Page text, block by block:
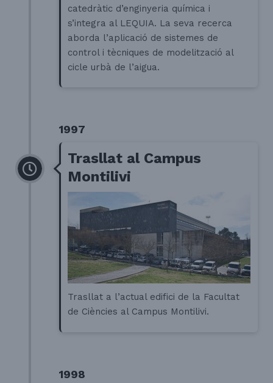
catedràtic d’enginyeria química i
s’integra al LEQUIA. La seva recerca
aborda l’aplicació de sistemes de
control i tècniques de modelització al
cicle urbà de l’aigua.
1997
Trasllat al Campus
Montilivi
Trasllat a l’actual edifici de la Facultat
de Ciències al Campus Montilivi.
1998